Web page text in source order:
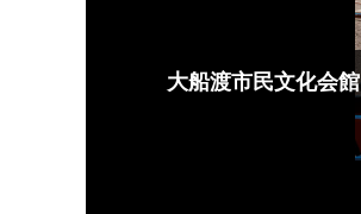
大船渡市民文化会館